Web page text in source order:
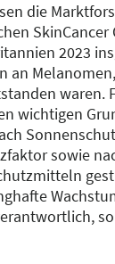
die
2023
an
waren.
wichtigen
sowie